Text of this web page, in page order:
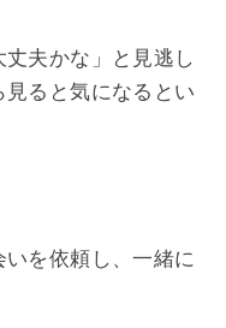
夫かな」と見逃し
ると気になるとい
を依頼し、一緒に